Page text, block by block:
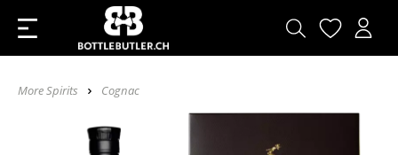
More Spirits Cognac